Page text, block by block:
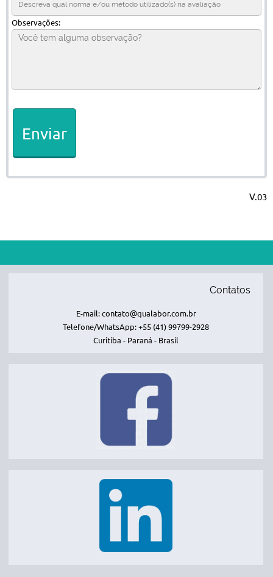
Observações:
Enviar
V.03
Contatos
E-mail: contato@qualabor.com.br
Telefone/WhatsApp: +55 (41) 99799-2928
Curitiba - Paraná - Brasil